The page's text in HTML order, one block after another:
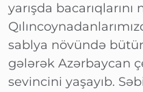
yarışda
sablya növündə
gələrək Azərbaycan
sevincini yaşayıb.